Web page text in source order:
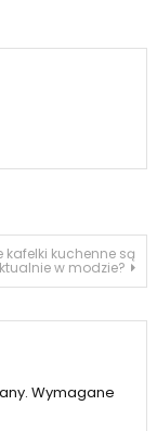
kafelki kuchenne są
w modzie?
Wymagane